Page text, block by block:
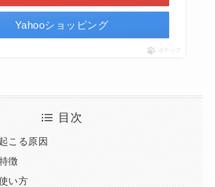
Yahooショッピング
ポチップ
目次
こる原因
徴
い方